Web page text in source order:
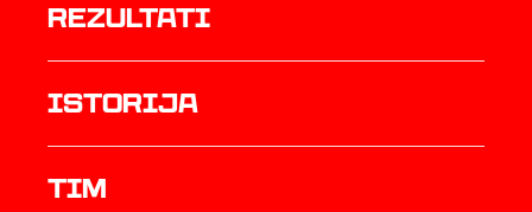
rezultati
istorija
TIM